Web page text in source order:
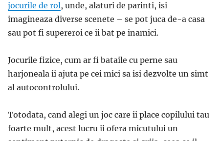
jocurile de rol, unde, alaturi de parinti, isi
imagineaza diverse scenete – se pot juca de-a casa
sau pot fi supereroi ce ii bat pe inamici.
Jocurile fizice, cum ar fi bataile cu perne sau
harjoneala ii ajuta pe cei mici sa isi dezvolte un simt
al autocontrolului.
Totodata, cand alegi un joc care ii place copilului tau
foarte mult, acest lucru ii ofera micutului un